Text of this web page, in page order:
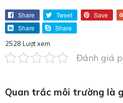
Share Tweet Save
Share
Share
2528 Lượt xem
Đánh giá
Quan trắc môi trường là